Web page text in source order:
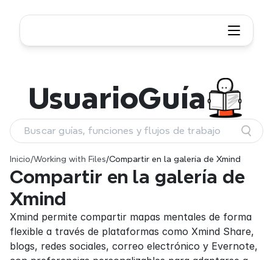
Inicio/Working with Files/Compartir en la galería de Xmind
Compartir en la galería de
Xmind
Xmind permite compartir mapas mentales de forma
flexible a través de plataformas como Xmind Share,
blogs, redes sociales, correo electrónico y Evernote,
UsuarioGuía
Buscar guías, funciones y flujos de trabajo